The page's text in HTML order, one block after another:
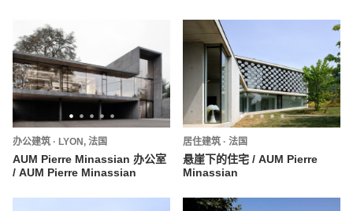
办公建筑 · LYON, 法国
AUM Pierre Minassian 办公室
/ AUM Pierre Minassian
居住建筑 · 法国
悬崖下的住宅 / AUM Pierre
Minassian